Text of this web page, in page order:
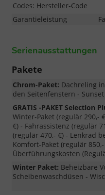
Codes: Hersteller-Code
Garantieleistung
Serienausstattungen
Pakete
Chrom-Paket: Dachreling
den Seitenfenstern - Sunset
GRATIS -PAKET Selection
Winter-Paket (regulär 290,-
€) - Fahrassistenz (regulär
(regulär 470,- €) - Lenkrad
Komfort-Paket (regulär
Überführungskosten
Winter Paket: Beheizbare
Scheibenwaschdüsen -